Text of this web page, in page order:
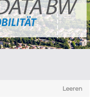
Leeren